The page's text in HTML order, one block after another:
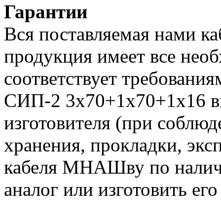
Гарантии
Вся поставляемая нами
продукция имеет все
соответствует
СИП-2 3х70+1х70+1х16
изготовителя (при
хранения, прокладки,
кабеля МНАШву по
аналог или изготовить